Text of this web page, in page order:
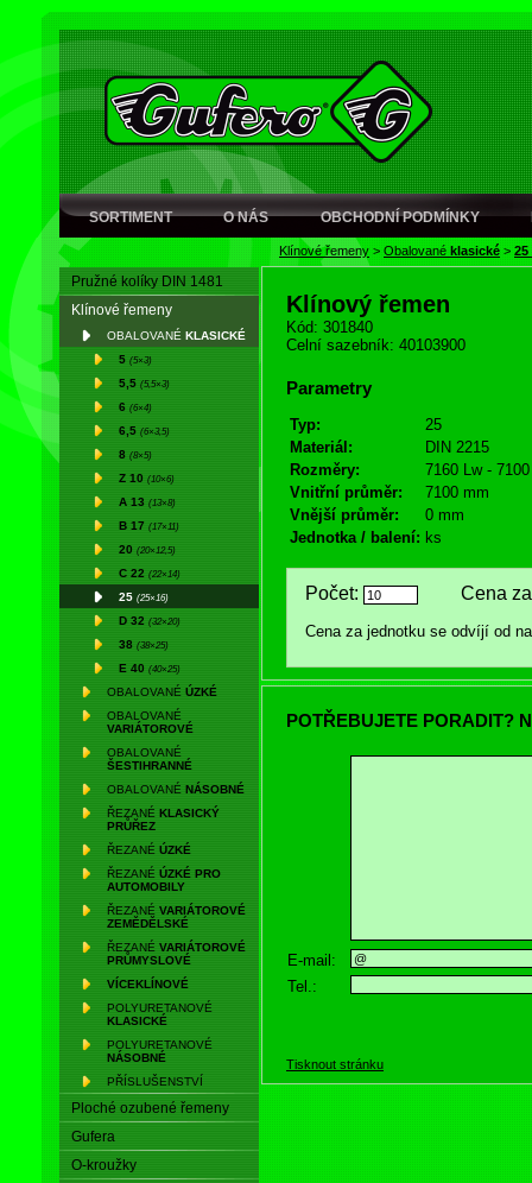
SORTIMENT O NÁS OBCHODNÍ PODMÍNKY
Klínové řemeny > Obalované klasické > 25
Pružné kolíky DIN 1481
Klínové řemeny
OBALOVANÉ KLASICKÉ
5 (5×3)
5,5 (5,5×3)
6 (6×4)
6,5 (6×3,5)
8 (8×5)
Z 10 (10×6)
A 13 (13×8)
B 17 (17×11)
20 (20×12,5)
C 22 (22×14)
25 (25×16)
D 32 (32×20)
38 (38×25)
E 40 (40×25)
OBALOVANÉ ÚZKÉ
OBALOVANÉ
VARIÁTOROVÉ
OBALOVANÉ
ŠESTIHRANNÉ
OBALOVANÉ NÁSOBNÉ
ŘEZANÉ KLASICKÝ
PRŮŘEZ
ŘEZANÉ ÚZKÉ
ŘEZANÉ ÚZKÉ PRO
AUTOMOBILY
ŘEZANÉ VARIÁTOROVÉ
ZEMĚDĚLSKÉ
ŘEZANÉ VARIÁTOROVÉ
PRŮMYSLOVÉ
VÍCEKLÍNOVÉ
POLYURETANOVÉ
KLASICKÉ
POLYURETANOVÉ
NÁSOBNÉ
PŘÍSLUŠENSTVÍ
Ploché ozubené řemeny
Gufera
O-kroužky
Klínový řemen
Kód: 301840
Celní sazebník: 40103900
Parametry
Typ:
25
Materiál:
DIN 2215
Rozměry:
7160 Lw -
Vnitřní průměr:
7100 mm
Vnější průměr:
0 mm
Jednotka / balení: ks
Počet: Cena za
Cena za jednotku se odvíjí od
POTŘEBUJETE PORADIT?
E-mail:
Tel.:
Tisknout stránku